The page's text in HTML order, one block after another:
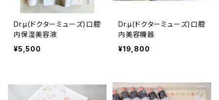
Dr.μ(ドクターミューズ)口腔
内保湿美容液
¥5,500
Dr.μ(ドクターミューズ)口腔
内美容機器
¥19,800